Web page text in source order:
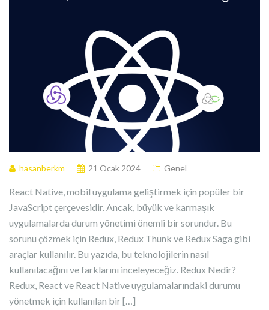
hasanberkm 21 Ocak 2024 Genel
React Native, mobil uygulama geliştirmek için popüler bir
JavaScript çerçevesidir. Ancak, büyük ve karmaşık
uygulamalarda durum yönetimi önemli bir sorundur. Bu
sorunu çözmek için Redux, Redux Thunk ve Redux Saga gibi
araçlar kullanılır. Bu yazıda, bu teknolojilerin nasıl
kullanılacağını ve farklarını inceleyeceğiz. Redux Nedir?
Redux, React ve React Native uygulamalarındaki durumu
yönetmek için kullanılan bir […]